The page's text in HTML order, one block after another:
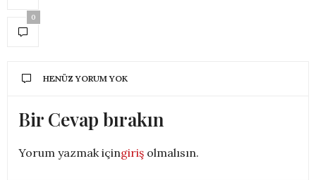
0
HENÜZ YORUM YOK
Bir Cevap bırakın
Yorum yazmak içingiriş olmalısın.